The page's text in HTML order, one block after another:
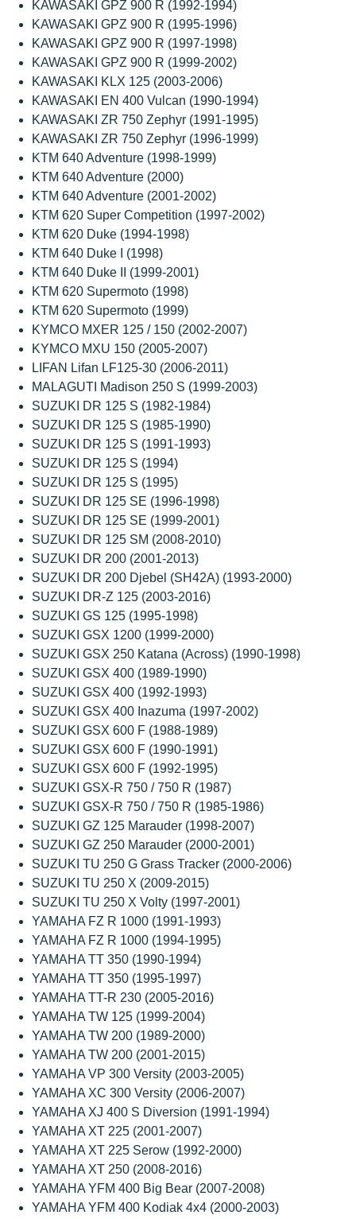
KAWASAKI GPZ 900 R (1992-1994)
KAWASAKI GPZ 900 R (1995-1996)
KAWASAKI GPZ 900 R (1997-1998)
KAWASAKI GPZ 900 R (1999-2002)
KAWASAKI KLX 125 (2003-2006)
KAWASAKI EN 400 Vulcan (1990-1994)
KAWASAKI ZR 750 Zephyr (1991-1995)
KAWASAKI ZR 750 Zephyr (1996-1999)
KTM 640 Adventure (1998-1999)
KTM 640 Adventure (2000)
KTM 640 Adventure (2001-2002)
KTM 620 Super Competition (1997-2002)
KTM 620 Duke (1994-1998)
KTM 640 Duke I (1998)
KTM 640 Duke II (1999-2001)
KTM 620 Supermoto (1998)
KTM 620 Supermoto (1999)
KYMCO MXER 125 / 150 (2002-2007)
KYMCO MXU 150 (2005-2007)
LIFAN Lifan LF125-30 (2006-2011)
MALAGUTI Madison 250 S (1999-2003)
SUZUKI DR 125 S (1982-1984)
SUZUKI DR 125 S (1985-1990)
SUZUKI DR 125 S (1991-1993)
SUZUKI DR 125 S (1994)
SUZUKI DR 125 S (1995)
SUZUKI DR 125 SE (1996-1998)
SUZUKI DR 125 SE (1999-2001)
SUZUKI DR 125 SM (2008-2010)
SUZUKI DR 200 (2001-2013)
SUZUKI DR 200 Djebel (SH42A) (1993-2000)
SUZUKI DR-Z 125 (2003-2016)
SUZUKI GS 125 (1995-1998)
SUZUKI GSX 1200 (1999-2000)
SUZUKI GSX 250 Katana (Across) (1990-1998)
SUZUKI GSX 400 (1989-1990)
SUZUKI GSX 400 (1992-1993)
SUZUKI GSX 400 Inazuma (1997-2002)
SUZUKI GSX 600 F (1988-1989)
SUZUKI GSX 600 F (1990-1991)
SUZUKI GSX 600 F (1992-1995)
SUZUKI GSX-R 750 / 750 R (1987)
SUZUKI GSX-R 750 / 750 R (1985-1986)
SUZUKI GZ 125 Marauder (1998-2007)
SUZUKI GZ 250 Marauder (2000-2001)
SUZUKI TU 250 G Grass Tracker (2000-2006)
SUZUKI TU 250 X (2009-2015)
SUZUKI TU 250 X Volty (1997-2001)
YAMAHA FZ R 1000 (1991-1993)
YAMAHA FZ R 1000 (1994-1995)
YAMAHA TT 350 (1990-1994)
YAMAHA TT 350 (1995-1997)
YAMAHA TT-R 230 (2005-2016)
YAMAHA TW 125 (1999-2004)
YAMAHA TW 200 (1989-2000)
YAMAHA TW 200 (2001-2015)
YAMAHA VP 300 Versity (2003-2005)
YAMAHA XC 300 Versity (2006-2007)
YAMAHA XJ 400 S Diversion (1991-1994)
YAMAHA XT 225 (2001-2007)
YAMAHA XT 225 Serow (1992-2000)
YAMAHA XT 250 (2008-2016)
YAMAHA YFM 400 Big Bear (2007-2008)
YAMAHA YFM 400 Kodiak 4x4 (2000-2003)